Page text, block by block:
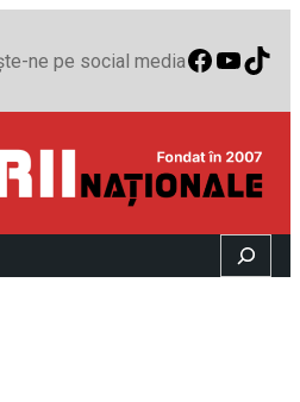
ne pe social media
Search